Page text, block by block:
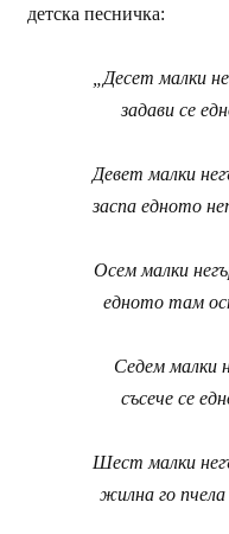
детска песничка:
„Десет малки
задави се
Девет малки
заспа едното
Осем малки
едното там
Седем малки
съсече се
Шест малки
жилна го